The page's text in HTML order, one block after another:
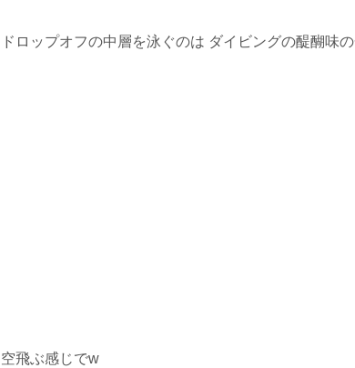
ドロップオフの中層を泳ぐのは ダイビングの醍醐味
空飛ぶ感じでw